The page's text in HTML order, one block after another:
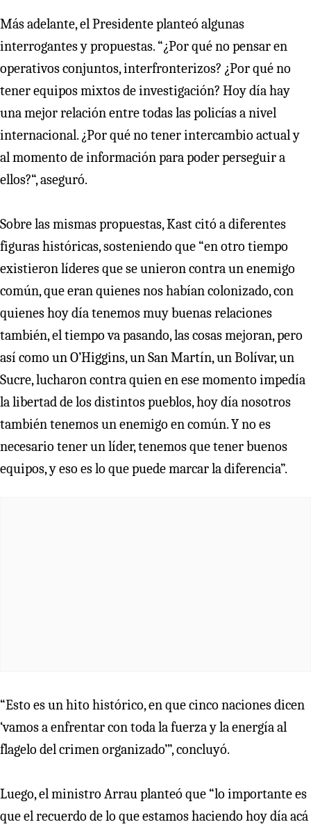
Más adelante, el Presidente planteó algunas
interrogantes y propuestas. “¿Por qué no pensar en
operativos conjuntos, interfronterizos? ¿Por qué no
tener equipos mixtos de investigación? Hoy día hay
una mejor relación entre todas las policías a nivel
internacional. ¿Por qué no tener intercambio actual y
al momento de información para poder perseguir a
ellos?“, aseguró.
Sobre las mismas propuestas, Kast citó a diferentes
figuras históricas, sosteniendo que “en otro tiempo
existieron líderes que se unieron contra un enemigo
común, que eran quienes nos habían colonizado, con
quienes hoy día tenemos muy buenas relaciones
también, el tiempo va pasando, las cosas mejoran, pero
así como un O’Higgins, un San Martín, un Bolívar, un
Sucre, lucharon contra quien en ese momento impedía
la libertad de los distintos pueblos, hoy día nosotros
también tenemos un enemigo en común. Y no es
necesario tener un líder, tenemos que tener buenos
equipos, y eso es lo que puede marcar la diferencia”.
“Esto es un hito histórico, en que cinco naciones dicen
‘vamos a enfrentar con toda la fuerza y la energía al
flagelo del crimen organizado’”, concluyó.
Luego, el ministro Arrau planteó que “lo importante es
que el recuerdo de lo que estamos haciendo hoy día acá